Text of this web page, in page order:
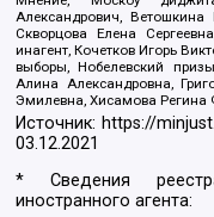
Александрович,
Скворцова Елена
инагент, Кочетков Игорь
выборы, Нобелевский
Алина Александровна,
Эмилевна, Хисамова Регина
Источник: https://
03.12.2021
* Сведения
иностранного агента: